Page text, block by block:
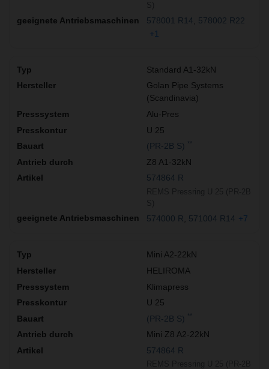
578001 R14
578002 R22
+1
Standard A1-32kN
Golan Pipe Systems
(Scandinavia)
Alu-Pres
U 25
(PR-2B S)
Z8 A1-32kN
574864 R
574000 R 571004 R14 +7
Mini A2-22kN
HELIROMA
Klimapress
U 25
(PR-2B S)
Mini Z8 A2-22kN
574864 R